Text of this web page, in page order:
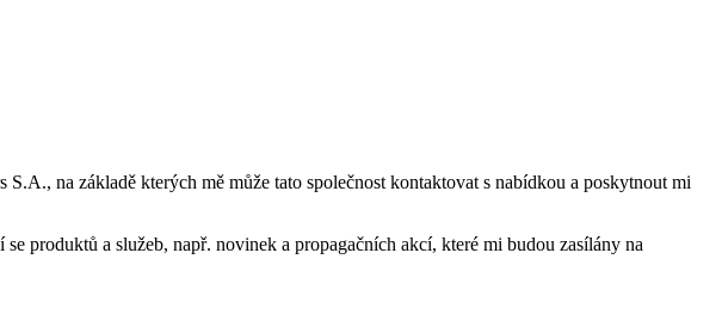
na základě kterých mě může tato společnost kontaktovat s nabídkou a poskytnout mi
produktů a služeb, např. novinek a propagačních akcí, které mi budou zasílány na